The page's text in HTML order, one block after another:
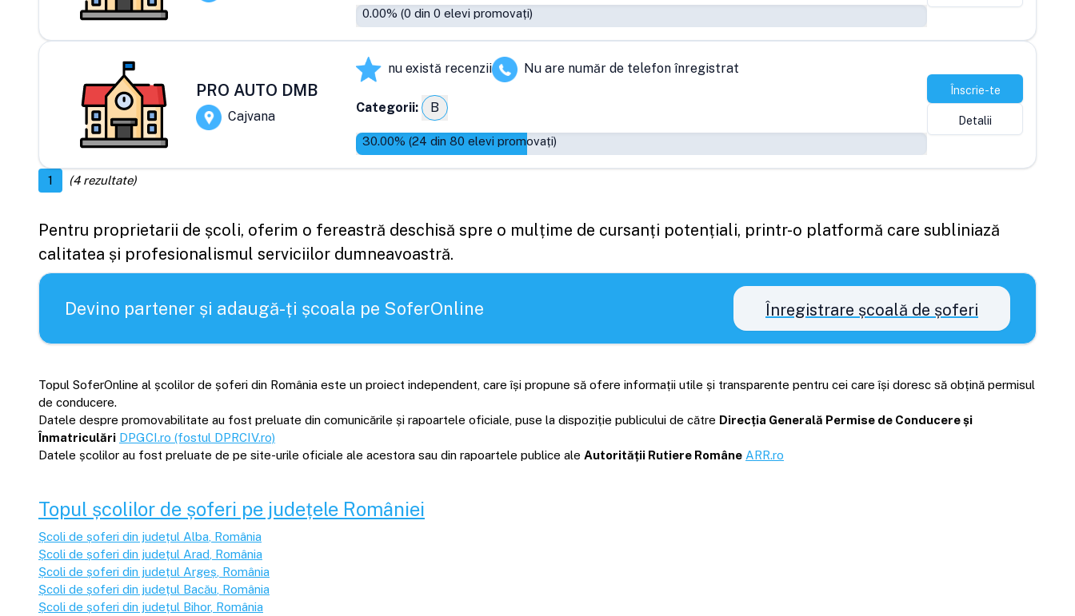
0.00% (0 din 0 elevi promovați)
PRO AUTO DMB
Cajvana
nu există recenzii Nu are număr de telefon înregistrat
Categorii: B
30.00% (24 din 80 elevi promovați)
Înscrie-te
Detalii
1 (4rezultate)
Pentru proprietarii de școli, oferim o fereastră deschisă spre o mulțime de cursanți potențiali, printr-o platformă care subliniază
calitatea și profesionalismul serviciilor dumneavoastră.
Devino partener și adaugă-ți școala pe SoferOnline Înregistrare școală de șoferi
Topul SoferOnline al școlilor de șoferi din România este un proiect independent, care își propune să ofere informații utile și transparente pentru cei care își doresc să obțină permisul
de conducere.
Datele despre promovabilitate au fost preluate din comunicările și rapoartele oficiale, puse la dispoziție publicului de către Direcția Generală Permise de Conducere și
Înmatriculări DPGCI.ro (fostul DPRCIV.ro)
Datele școlilor au fost preluate de pe site-urile oficiale ale acestora sau din rapoartele publice ale Autorității Rutiere Române ARR.ro
Topul școlilor de șoferi pe județele României
Școli de șoferi din județul Alba , România
Școli de șoferi din județul Arad , România
Școli de șoferi din județul Argeș , România
Școli de șoferi din județul Bacău , România
Școli de șoferi din județul Bihor, România